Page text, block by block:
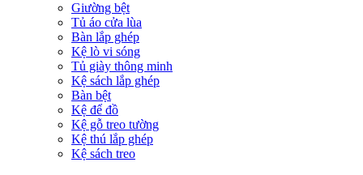
Giường bệt
Tủ áo cửa lùa
Bàn lắp ghép
Kệ lò vi sóng
Tủ giày thông minh
Kệ sách lắp ghép
Bàn bệt
Kệ để đồ
Kệ gỗ treo tường
Kệ thú lắp ghép
Kệ sách treo